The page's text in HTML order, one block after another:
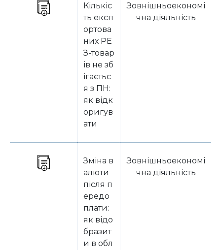
Кількіс
ть експ
ортова
них РЕ
З-товар
ів не зб
ігаєтьс
я з ПН:
як відк
оригув
ати
Зовнішньоекономі
чна діяльність
Зміна в
алюти
після п
ередо
плати:
як відо
бразит
и в обл
Зовнішньоекономі
чна діяльність